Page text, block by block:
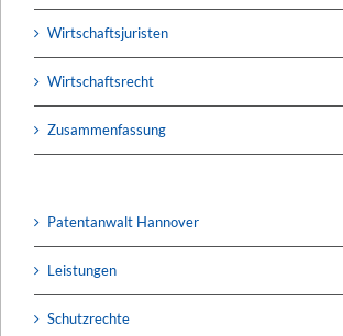
Wirtschaftsjuristen
Wirtschaftsrecht
Zusammenfassung
Patentanwalt Hannover
Leistungen
Schutzrechte